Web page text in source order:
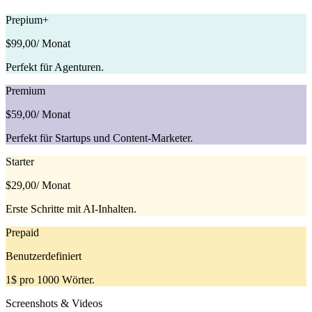
Prepium+
$99,00/ Monat
Perfekt für Agenturen.
Premium
$59,00/ Monat
Perfekt für Startups und Content-Marketer.
Starter
$29,00/ Monat
Erste Schritte mit AI-Inhalten.
Prepaid
Benutzerdefiniert
1$ pro 1000 Wörter.
Screenshots & Videos